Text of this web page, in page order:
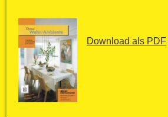
Download als PDF